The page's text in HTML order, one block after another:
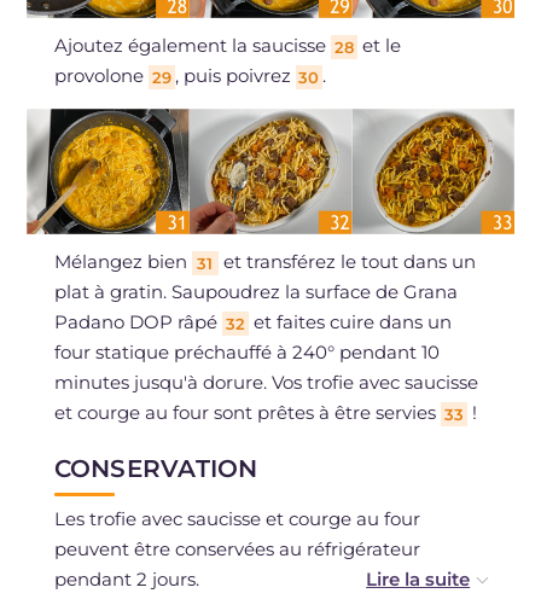
Ajoutez également la saucisse 28 et le
provolone 29 , puis poivrez 30 .
Mélangez bien 31
et transférez le tout dans un
plat à gratin. Saupoudrez la surface de Grana
Padano DOP râpé 32 et faites cuire dans un
four statique préchauffé à 240° pendant 10
minutes jusqu'à dorure. Vos trofie avec saucisse
et courge au four sont prêtes à être servies 33 !
CONSERVATION
Les trofie avec saucisse et courge au four
peuvent être conservées au réfrigérateur
pendant 2 jours.